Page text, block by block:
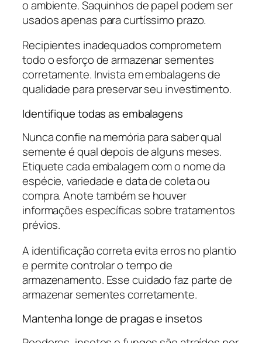
o ambiente. Saquinhos de papel podem ser
usados apenas para curtíssimo prazo.
Recipientes inadequados comprometem
todo o esforço de armazenar sementes
corretamente. Invista em embalagens de
qualidade para preservar seu investimento.
Identifique todas as embalagens
Nunca confie na memória para saber qual
semente é qual depois de alguns meses.
Etiquete cada embalagem com o nome da
espécie, variedade e data de coleta ou
compra. Anote também se houver
informações específicas sobre tratamentos
prévios.
A identificação correta evita erros no plantio
e permite controlar o tempo de
armazenamento. Esse cuidado faz parte de
armazenar sementes corretamente.
Mantenha longe de pragas e insetos